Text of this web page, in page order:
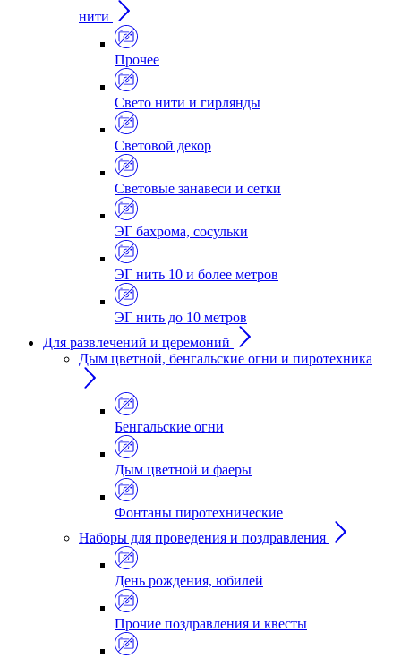
нити
Прочее
Свето нити и гирлянды
Световой декор
Световые занавеси и сетки
ЭГ бахрома, сосульки
ЭГ нить 10 и более метров
ЭГ нить до 10 метров
Для развлечений и церемоний
Дым цветной, бенгальские огни и пиротехника
Бенгальские огни
Дым цветной и фаеры
Фонтаны пиротехнические
Наборы для проведения и поздравления
День рождения, юбилей
Прочие поздравления и квесты